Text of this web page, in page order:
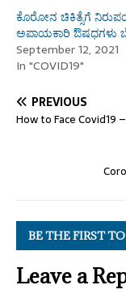
ಕೊರೋನ ಚಿಕಿತ್ಸೆಗೆ
ಅಪಾಯಕಾರಿ ಔಷಧಗಳು
September 12, 2021
In "COVID19"
PREVIOUS
How to Face Covid19
BE THE FIRST
Leave a